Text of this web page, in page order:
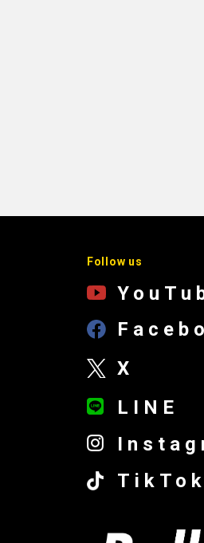
Follow us
X
LINE
TikTok